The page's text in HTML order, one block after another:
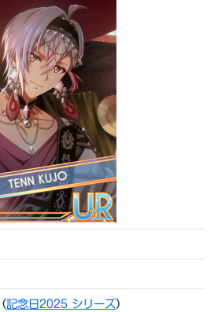
（記念日2025 シリーズ）